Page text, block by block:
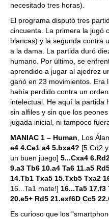
necesitado tres horas).
El programa disputó tres
cincuenta. La primera la jugó
blancas) y la segunda contra
a la dama. La partida duró
humano. Por último, se
aprendido a jugar al ajedrez
ganó en 23 movimientos. Era
había perdido contra un
intelectual. He aquí la partida
sin alfiles y sin que los
jugada inicial, ni tampoco
MANIAC 1 – Human , Los
e4 4.Ce1 a4 5.bxa4? [5.Cd2
un buen juego] 5...Cxa4
9.a3 Tb6 10.a4 Ta6 11.a5
14.Tb1 Txa5 15.Txb5 Txa2
16...Ta1 mate!] 16...Ta5 17.f3
20.e5+ Rd5 21.exf6D Cc5
Es curioso que los